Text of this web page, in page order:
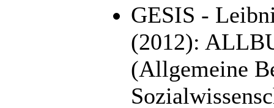
GESIS -
(2012):
(Allgemeine